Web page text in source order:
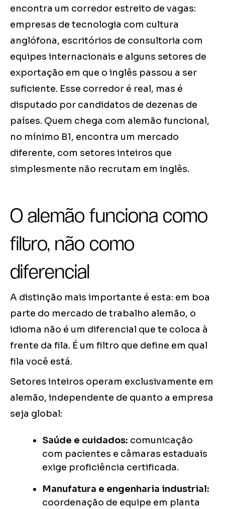
encontra um corredor estreito de vagas:
empresas de tecnologia com cultura
anglófona, escritórios de consultoria com
equipes internacionais e alguns setores de
exportação em que o inglês passou a ser
suficiente. Esse corredor é real, mas é
disputado por candidatos de dezenas de
países. Quem chega com alemão funcional,
no mínimo B1, encontra um mercado
diferente, com setores inteiros que
simplesmente não recrutam em inglês.
O alemão funciona como
filtro, não como
diferencial
A distinção mais importante é esta: em boa
parte do mercado de trabalho alemão, o
idioma não é um diferencial que te coloca à
frente da fila. É um filtro que define em qual
fila você está.
Setores inteiros operam exclusivamente em
alemão, independente de quanto a empresa
seja global:
Saúde e cuidados: comunicação
com pacientes e câmaras estaduais
exige proficiência certificada.
Manufatura e engenharia industrial:
coordenação de equipe em planta